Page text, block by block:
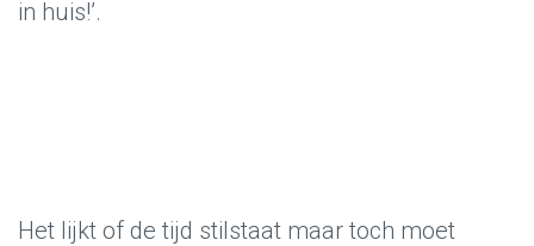
in huis!’.
Het lijkt of de tijd stilstaat maar toch moet